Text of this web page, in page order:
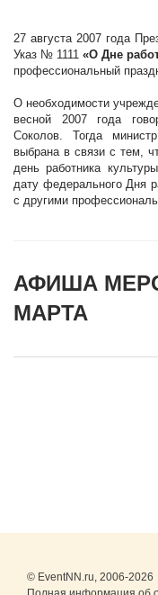
27 августа 2007 года
Указ № 1111 «О Дне
профессиональный
О необходимости
весной 2007 года
Соколов. Тогда
выбрана в связи с тем,
день работника
дату федерального Дня
с другими
АФИША
МАРТА
© EventNN.ru, 2006-2026